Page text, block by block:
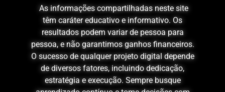
As informações compartilhadas neste site
têm caráter educativo e informativo. Os
resultados podem variar de pessoa para
pessoa, e não garantimos ganhos financeiros.
O sucesso de qualquer projeto digital depende
de diversos fatores, incluindo dedicação,
estratégia e execução. Sempre busque